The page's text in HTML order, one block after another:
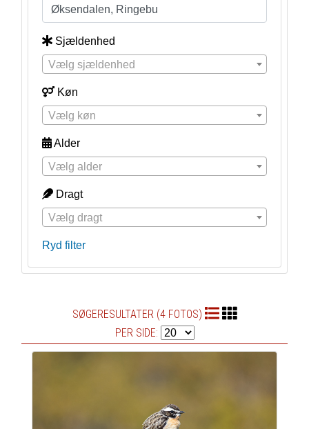
Sjældenhed
Vælg sjældenhed
Køn
Vælg køn
Alder
Vælg alder
Dragt
Vælg dragt
Ryd filter
SØGERESULTATER (4 FOTOS)
PER SIDE: